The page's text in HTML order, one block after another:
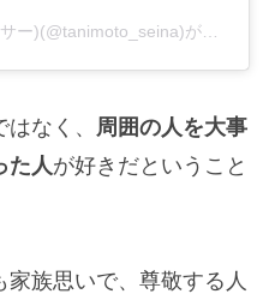
なく、 周囲の人を大事
た人が好きだということ
族思いで、尊敬する人